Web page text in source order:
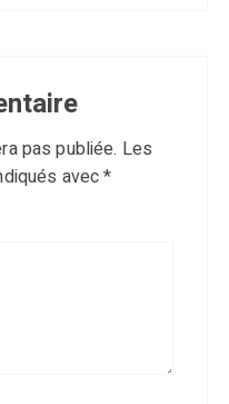
pas publiée. Les
avec*